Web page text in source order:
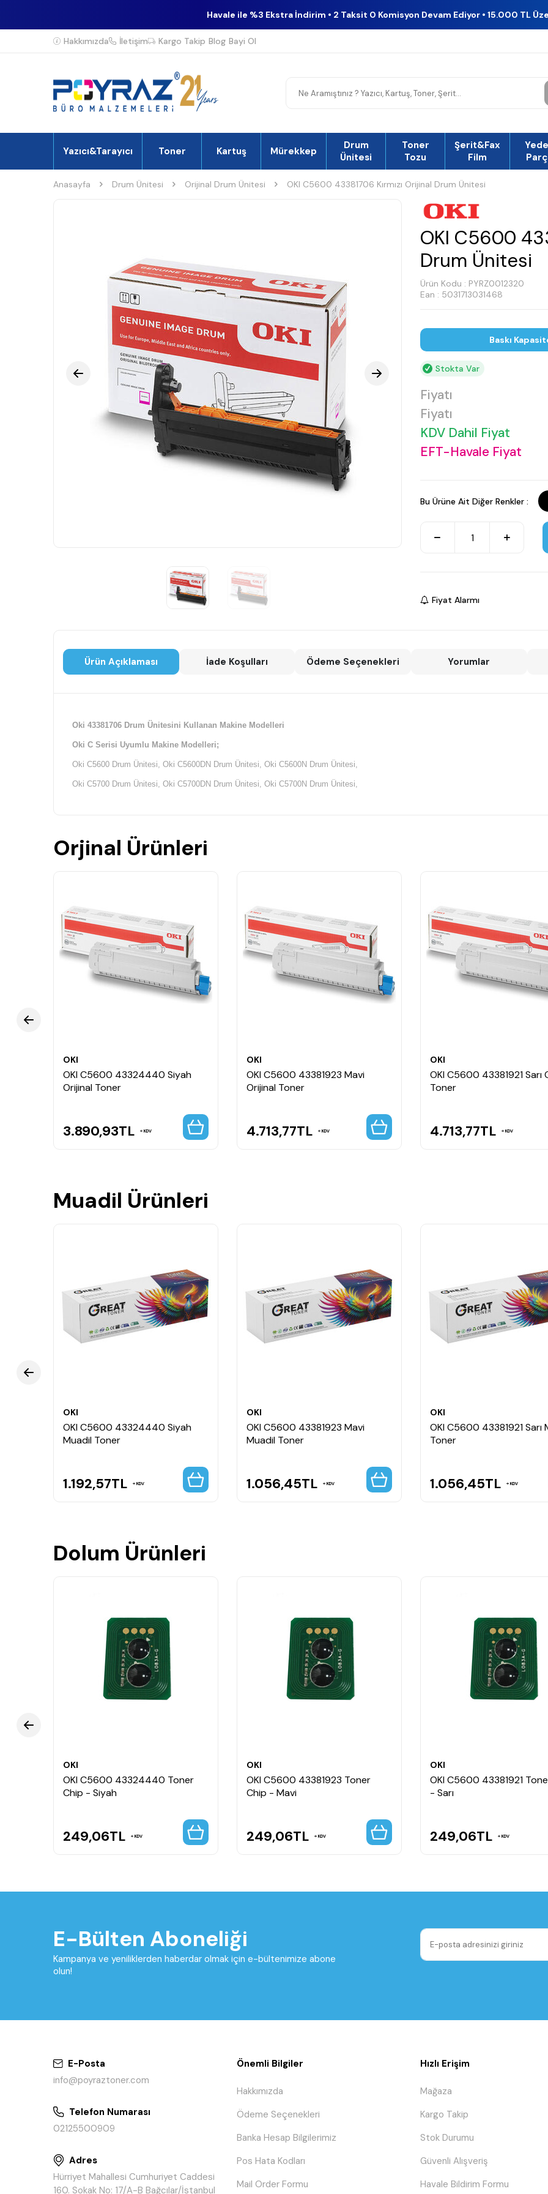
Havale ile %3 Ekstra İndirim • 2 Taksit 0 Komisyon Devam Ediyor • 15.000 TL
Hakkımızda İletişim Kargo Takip Blog Bayi Ol
Yazıcı&Tarayıcı Toner Kartuş Mürekkep
Drum
Ünitesi
Toner
Tozu
Şerit&Fax
Film
Anasayfa Drum Ünitesi Orijinal Drum Ünitesi OKI C5600 43381706 Kırmızı Orijinal Drum Ünitesi
OKI C5600
Drum Ünitesi
Ürün Kodu : PYRZ0012320
Ean : 5031713031468
Baskı
Stokta Var
Fiyatı
Fiyatı
KDV Dahil Fiyat
EFT-Havale Fiyat
Bu Ürüne Ait Diğer Renkler :
Fiyat Alarmı
Ürün Açıklaması İade Koşulları Ödeme Seçenekleri Yorumlar
Oki 43381706 Drum Ünitesini Kullanan Makine Modelleri
Oki C Serisi Uyumlu Makine Modelleri;
Oki C5600 Drum Ünitesi, Oki C5600DN Drum Ünitesi, Oki C5600N Drum Ünitesi,
Oki C5700 Drum Ünitesi, Oki C5700DN Drum Ünitesi, Oki C5700N Drum Ünitesi,
Orjinal Ürünleri
OKI
OKI C5600 43324440 Siyah
Orijinal Toner
3.890,93TL KDV
OKI
OKI C5600 43381923 Mavi
Orijinal Toner
4.713,77TL KDV
OKI
OKI C5600 43381921 Sarı
Toner
4.713,77TL KDV
Muadil Ürünleri
OKI
OKI C5600 43324440 Siyah
Muadil Toner
1.192,57TL KDV
OKI
OKI C5600 43381923 Mavi
Muadil Toner
1.056,45TL KDV
OKI
OKI C5600 43381921 Sarı
Toner
1.056,45TL KDV
Dolum Ürünleri
OKI
OKI C5600 43324440 Toner
Chip - Siyah
249,06TL KDV
OKI
OKI C5600 43381923 Toner
Chip - Mavi
249,06TL KDV
OKI
OKI C5600 43381921
- Sarı
249,06TL KDV
E-Bülten Aboneliği
Kampanya ve yeniliklerden haberdar olmak için e-bültenimize abone
olun!
E-Posta
info@poyraztoner.com
Telefon Numarası
02125500909
Adres
Hürriyet Mahallesi Cumhuriyet Caddesi
160. Sokak No: 17/A-B Bağcılar/İstanbul
Önemli Bilgiler
Hakkımızda
Ödeme Seçenekleri
Banka Hesap Bilgilerimiz
Pos Hata Kodları
Mail Order Formu
Hızlı Erişim
Mağaza
Kargo Takip
Stok Durumu
Güvenli Alışveriş
Havale Bildirim Formu